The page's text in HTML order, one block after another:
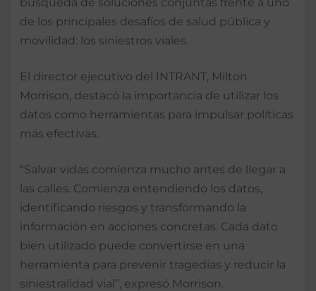
de los principales desafíos de salud pública y
movilidad: los siniestros viales.
El director ejecutivo del INTRANT, Milton
Morrison, destacó la importancia de utilizar los
datos como herramientas para impulsar políticas
más efectivas.
“Salvar vidas comienza mucho antes de llegar a
las calles. Comienza entendiendo los datos,
identificando riesgos y transformando la
información en acciones concretas. Cada dato
bien utilizado puede convertirse en una
herramienta para prevenir tragedias y reducir la
siniestralidad vial”, expresó Morrison.